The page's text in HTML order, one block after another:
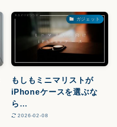
ガジェット
もしもミニマリストが
iPhoneケースを選ぶな
ら…
2026-02-08